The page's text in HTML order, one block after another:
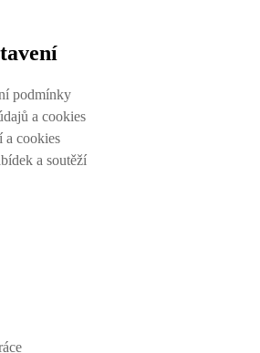
podmínky
a cookies
a cookies
a soutěží